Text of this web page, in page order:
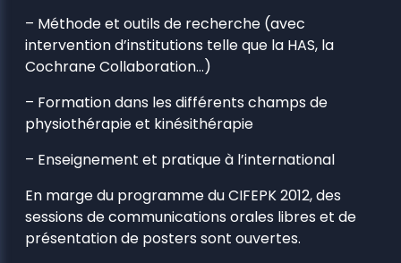
– Méthode et outils de recherche (avec
intervention d’institutions telle que la HAS, la
Cochrane Collaboration…)
– Formation dans les différents champs de
physiothérapie et kinésithérapie
– Enseignement et pratique à l’international
En marge du programme du CIFEPK 2012, des
sessions de communications orales libres et de
présentation de posters sont ouvertes.